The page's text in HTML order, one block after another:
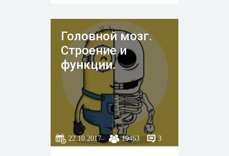
Головной мозг.
Строение и
функции.
22.10.2017 19463 3